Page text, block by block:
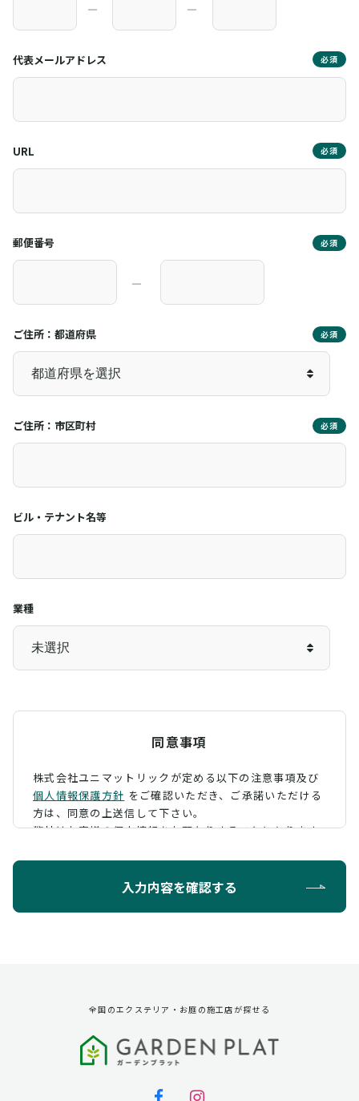
― ―
代表メールアドレス 必須
URL 必須
郵便番号 必須
―
ご住所：都道府県 必須
ご住所：市区町村 必須
ビル・テナント名等
業種
同意事項
株式会社ユニマットリックが定める以下の注意事項及び
個人情報保護方針 をご確認いただき、 ご承諾いただける
方は、同意の上送信して下さい。
弊社はお客様の個人情報をお預かりすることになります
ように定め、保護に努めております。
第三者への提供
弊社は法律で定められている場合を除いて、お客様の個
入力内容を確認する
全国のエクステリア・お庭の施工店が探せる